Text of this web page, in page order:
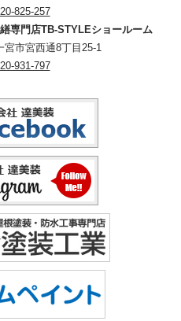
825-257
専門店TB-STYLEショールーム
宮市宮西通8丁目25-1
931-797